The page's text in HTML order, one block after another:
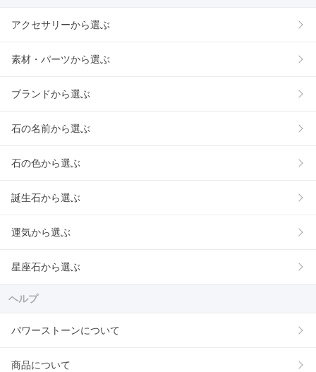
アクセサリーから選ぶ
素材・パーツから選ぶ
ブランドから選ぶ
石の名前から選ぶ
石の色から選ぶ
誕生石から選ぶ
運気から選ぶ
星座石から選ぶ
ヘルプ
パワーストーンについて
商品について